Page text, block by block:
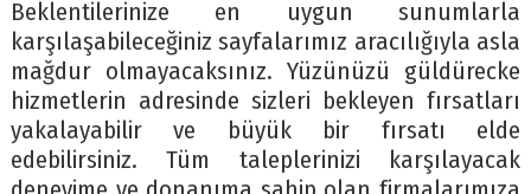
Beklentilerinize en uygun sunumlarla
karşılaşabileceğiniz sayfalarımız aracılığıyla asla
mağdur olmayacaksınız. Yüzünüzü güldürecke
hizmetlerin adresinde sizleri bekleyen fırsatları
yakalayabilir ve büyük bir fırsatı elde
edebilirsiniz. Tüm taleplerinizi karşılayacak